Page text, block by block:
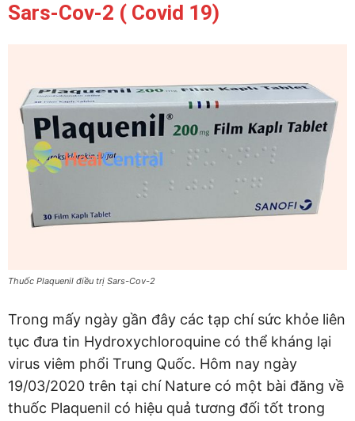
Sars-Cov-2 ( Covid 19)
Thuốc Plaquenil điều trị Sars-Cov-2
Trong mấy ngày gần đây các tạp chí sức khỏe liên
tục đưa tin Hydroxychloroquine có thể kháng lại
virus viêm phổi Trung Quốc. Hôm nay ngày
19/03/2020 trên tại chí Nature có một bài đăng về
thuốc Plaquenil có hiệu quả tương đối tốt trong